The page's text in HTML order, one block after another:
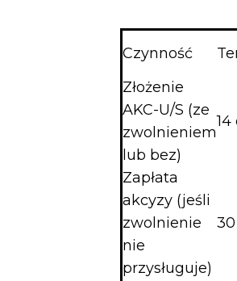
Czynność
Złożenie
AKC-U/S (ze
zwolnieniem
lub bez)
Zapłata
akcyzy (jeśli
zwolnienie
nie
przysługuje)